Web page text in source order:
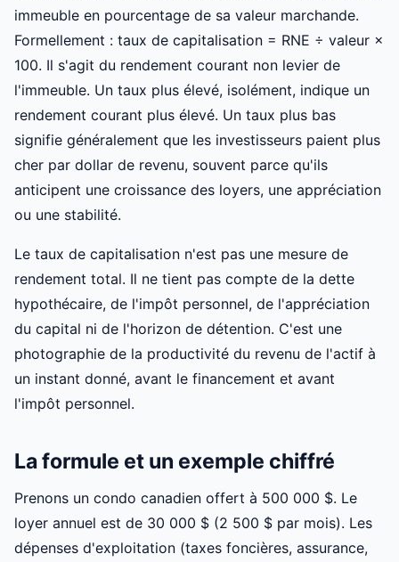
immeuble en pourcentage de sa valeur marchande.
Formellement : taux de capitalisation = RNE ÷ valeur ×
100. Il s'agit du rendement courant non levier de
l'immeuble. Un taux plus élevé, isolément, indique un
rendement courant plus élevé. Un taux plus bas
signifie généralement que les investisseurs paient plus
cher par dollar de revenu, souvent parce qu'ils
anticipent une croissance des loyers, une appréciation
ou une stabilité.
Le taux de capitalisation n'est pas une mesure de
rendement total. Il ne tient pas compte de la dette
hypothécaire, de l'impôt personnel, de l'appréciation
du capital ni de l'horizon de détention. C'est une
photographie de la productivité du revenu de l'actif à
un instant donné, avant le financement et avant
l'impôt personnel.
La formule et un exemple chiffré
Prenons un condo canadien offert à 500 000 $. Le
loyer annuel est de 30 000 $ (2 500 $ par mois). Les
dépenses d'exploitation (taxes foncières, assurance,